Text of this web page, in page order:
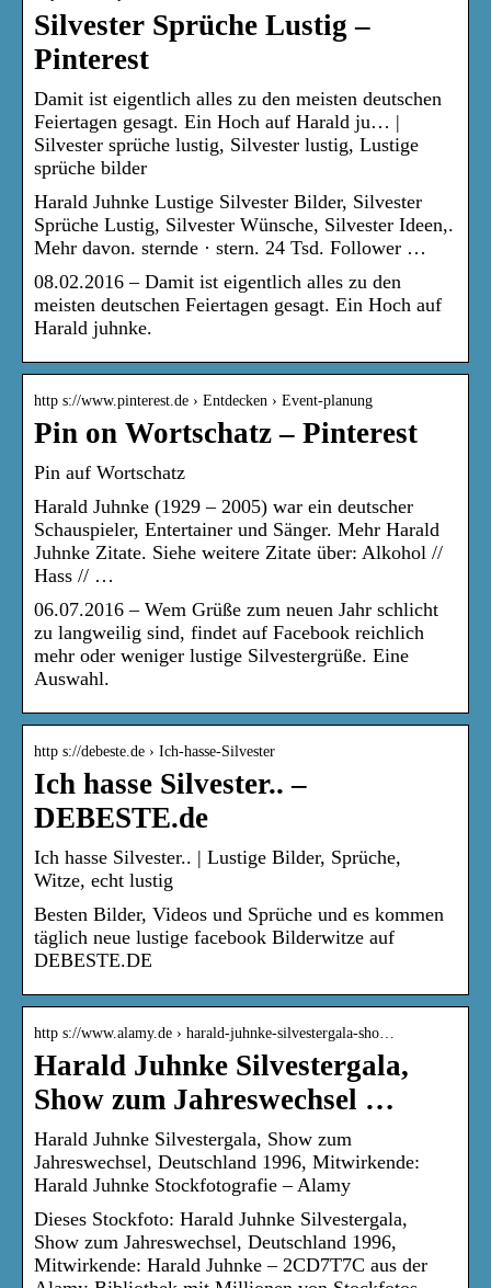
Silvester Sprüche Lustig –
Pinterest
Damit ist eigentlich alles zu den meisten deutschen
Feiertagen gesagt. Ein Hoch auf Harald ju… |
Silvester sprüche lustig, Silvester lustig, Lustige
sprüche bilder
Harald Juhnke Lustige Silvester Bilder, Silvester
Sprüche Lustig, Silvester Wünsche, Silvester Ideen,.
Mehr davon. sternde · stern. 24 Tsd. Follower …
08.02.2016 – Damit ist eigentlich alles zu den
meisten deutschen Feiertagen gesagt. Ein Hoch auf
Harald juhnke.
http s://www.pinterest.de › Entdecken › Event-planung
Pin on Wortschatz – Pinterest
Pin auf Wortschatz
Harald Juhnke (1929 – 2005) war ein deutscher
Schauspieler, Entertainer und Sänger. Mehr Harald
Juhnke Zitate. Siehe weitere Zitate über: Alkohol //
Hass // …
06.07.2016 – Wem Grüße zum neuen Jahr schlicht
zu langweilig sind, findet auf Facebook reichlich
mehr oder weniger lustige Silvestergrüße. Eine
Auswahl.
http s://debeste.de › Ich-hasse-Silvester
Ich hasse Silvester.. –
DEBESTE.de
Ich hasse Silvester.. | Lustige Bilder, Sprüche,
Witze, echt lustig
Besten Bilder, Videos und Sprüche und es kommen
täglich neue lustige facebook Bilderwitze auf
DEBESTE.DE
http s://www.alamy.de › harald-juhnke-silvestergala-sho…
Harald Juhnke Silvestergala,
Show zum Jahreswechsel …
Harald Juhnke Silvestergala, Show zum
Jahreswechsel, Deutschland 1996, Mitwirkende:
Harald Juhnke Stockfotografie – Alamy
Dieses Stockfoto: Harald Juhnke Silvestergala,
Show zum Jahreswechsel, Deutschland 1996,
Mitwirkende: Harald Juhnke – 2CD7T7C aus der